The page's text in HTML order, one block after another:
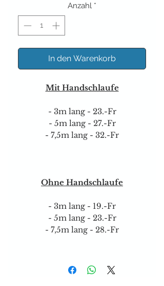
Anzahl *
In den Warenkorb
Mit Handschlaufe
- 3m lang - 23.-Fr
- 5m lang - 27.-Fr
- 7,5m lang - 32.-Fr
Ohne Handschlaufe
- 3m lang - 19.-Fr
- 5m lang - 23.-Fr
- 7,5m lang - 28.-Fr